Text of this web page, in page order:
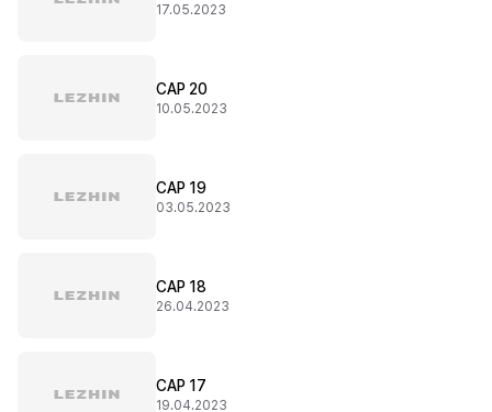
17.05.2023
CAP 20
10.05.2023
CAP 19
03.05.2023
CAP 18
26.04.2023
CAP 17
19.04.2023